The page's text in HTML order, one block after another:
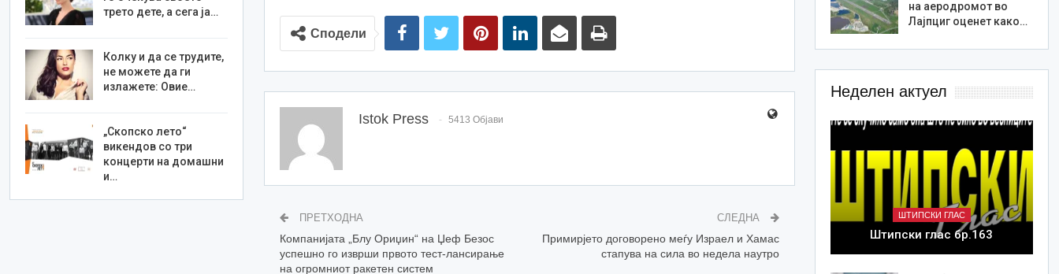
Сподели
Istok Press 5413 Објави
ПРЕТХОДНА
Компанијата „Блу Ориџин“ на Џеф Безос
успешно го изврши првото тест-лансирање
на огромниот ракетен систем
СЛЕДНА
Примирјето договорено меѓу Израел и Хамас
стапува на сила во недела наутро
на аеродромот во
Лајпциг оценет како…
Неделен актуел
ШТИПСКИ ГЛАС
Штипски глас бр.163
трето дете, а сега ја…
Колку и да се трудите,
не можете да ги
излажете: Овие…
„Скопско лето“
викендов со три
концерти на домашни
и…